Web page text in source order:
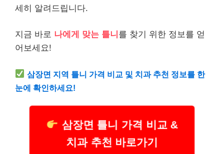
세히 알려드립니다.
지금 바로 나에게 맞는 틀니 를 찾기 위한 정보를 얻
어보세요!
삼장면 지역 틀니 가격 비교 및 치과 추천 정보를 한
눈에 확인하세요!
삼장면 틀니 가격 비교 &
치과 추천 바로가기